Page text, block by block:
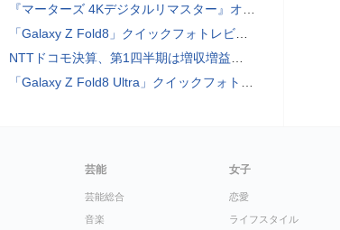
『マーターズ 4Kデジタルリマスター』オールナイト上映、鬼畜な併映作品が決定 全部観たら“生還証”をプレゼント［ホラー通信］
「Galaxy Z Fold8」クイックフォトレビュー
NTTドコモ決算、第1四半期は増収増益 通信収入に底打ちの兆し、金融・AIを強化
「Galaxy Z Fold8 Ultra」クイックフォトレビュー
芸能
芸能総合
音楽
女子
恋愛
ライフスタイル